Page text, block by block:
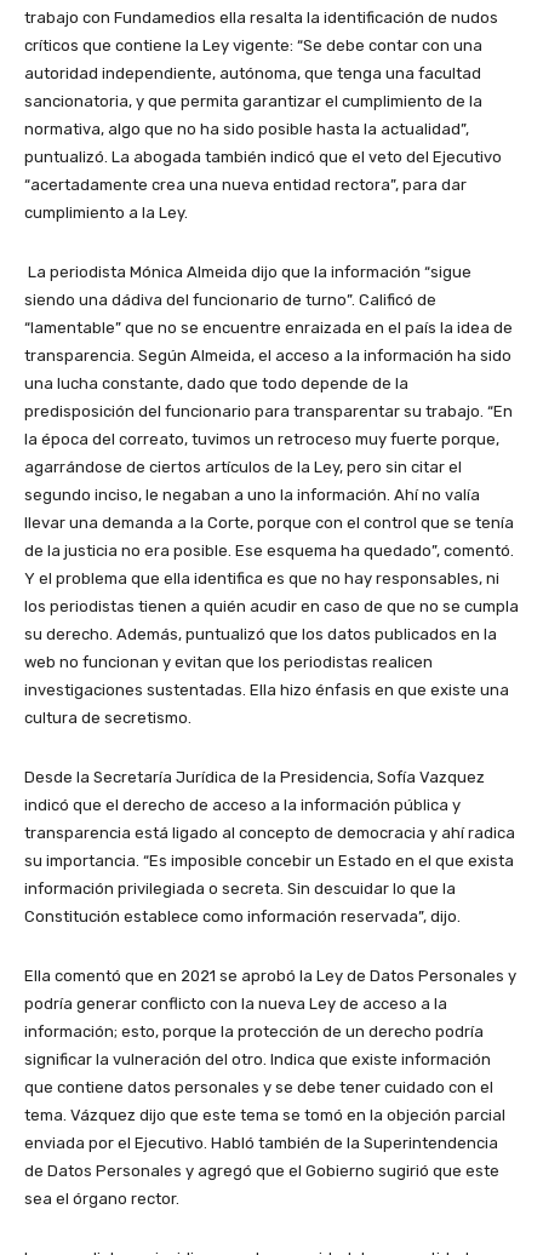
trabajo con Fundamedios ella resalta la identificación de nudos
críticos que contiene la Ley vigente: “Se debe contar con una
autoridad independiente, autónoma, que tenga una facultad
sancionatoria, y que permita garantizar el cumplimiento de la
normativa, algo que no ha sido posible hasta la actualidad”,
puntualizó. La abogada también indicó que el veto del Ejecutivo
“acertadamente crea una nueva entidad rectora”, para dar
cumplimiento a la Ley.
La periodista Mónica Almeida dijo que la información “sigue
siendo una dádiva del funcionario de turno”. Calificó de
“lamentable” que no se encuentre enraizada en el país la idea de
transparencia. Según Almeida, el acceso a la información ha sido
una lucha constante, dado que todo depende de la
predisposición del funcionario para transparentar su trabajo. “En
la época del correato, tuvimos un retroceso muy fuerte porque,
agarrándose de ciertos artículos de la Ley, pero sin citar el
segundo inciso, le negaban a uno la información. Ahí no valía
llevar una demanda a la Corte, porque con el control que se tenía
de la justicia no era posible. Ese esquema ha quedado”, comentó.
Y el problema que ella identifica es que no hay responsables, ni
los periodistas tienen a quién acudir en caso de que no se cumpla
su derecho. Además, puntualizó que los datos publicados en la
web no funcionan y evitan que los periodistas realicen
investigaciones sustentadas. Ella hizo énfasis en que existe una
cultura de secretismo.
Desde la Secretaría Jurídica de la Presidencia, Sofía Vazquez
indicó que el derecho de acceso a la información pública y
transparencia está ligado al concepto de democracia y ahí radica
su importancia. “Es imposible concebir un Estado en el que exista
información privilegiada o secreta. Sin descuidar lo que la
Constitución establece como información reservada”, dijo.
Ella comentó que en 2021 se aprobó la Ley de Datos Personales y
podría generar conflicto con la nueva Ley de acceso a la
información; esto, porque la protección de un derecho podría
significar la vulneración del otro. Indica que existe información
que contiene datos personales y se debe tener cuidado con el
tema. Vázquez dijo que este tema se tomó en la objeción parcial
enviada por el Ejecutivo. Habló también de la Superintendencia
de Datos Personales y agregó que el Gobierno sugirió que este
sea el órgano rector.